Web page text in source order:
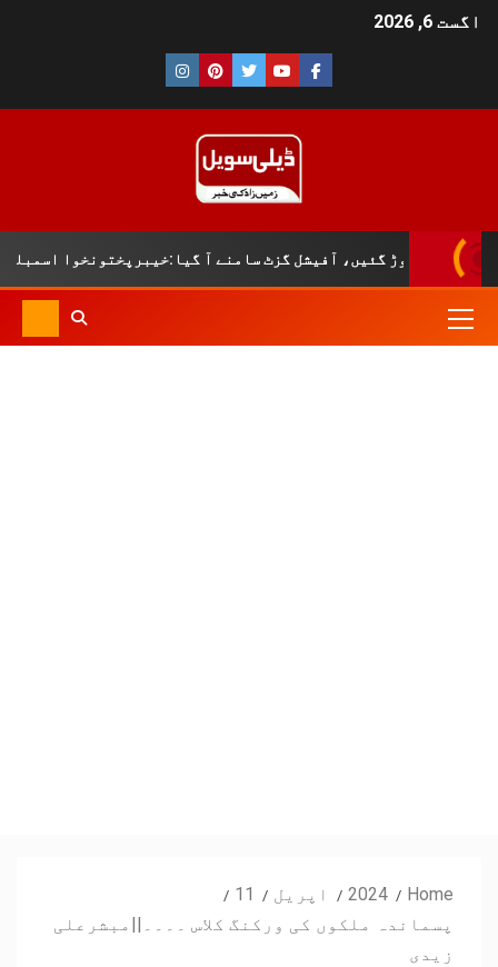
اگست 6, 2026
دم توڑ گئیں، آفیشل گزٹ سامنے آ گیا:خیبرپختونخوا اسمبلی
Home
2024 اپریل
11
پسماندہ ملکوں کی ورکنگ کلاس ۔۔۔۔||مبشرعلی
زیدی